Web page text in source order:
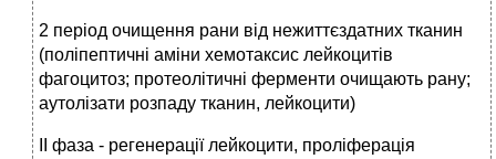
2 період очищення рани від нежиттєздатних тканин
(поліпептичні аміни хемотаксис лейкоцитів
фагоцитоз; протеолітичні ферменти очищають рану;
аутолізати розпаду тканин, лейкоцити)
ІІ фаза - регенерації лейкоцити, проліферація